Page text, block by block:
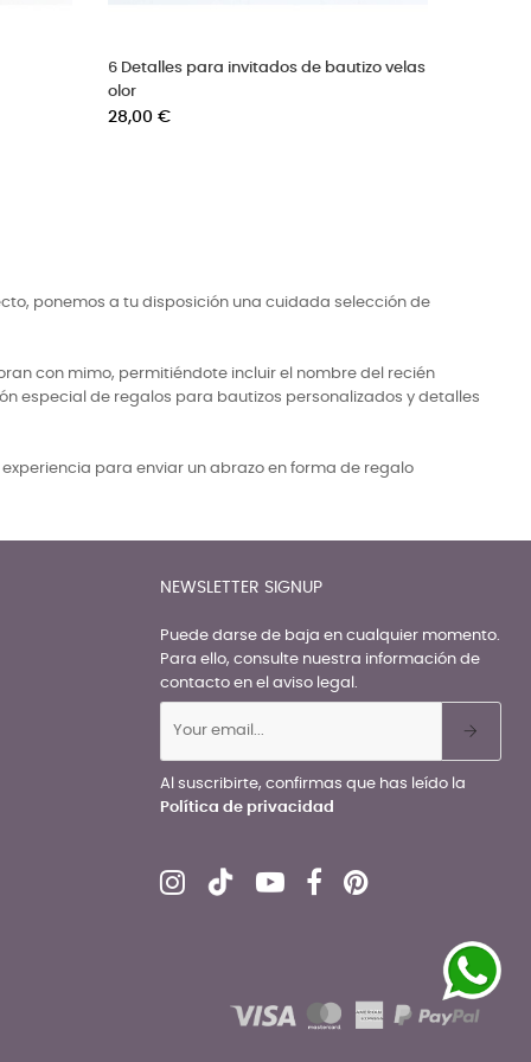
6 pulseras de cuarzo personalizadas
para invitados
38,00 €
6 pulseras de
ponemos a tu disposición una cuidada selección de
con mimo, permitiéndote incluir el nombre del recién
especial de regalos para bautizos personalizados y detalles
para enviar un abrazo en forma de regalo
NEWSLETTER SIGNUP
Puede darse de baja en cualquier momento.
Para ello, consulte nuestra información de
contacto en el aviso legal.
Al suscribirte, confirmas que has leído la
Política de privacidad